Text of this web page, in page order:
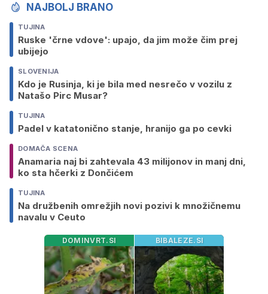
NAJBOLJ BRANO
TUJINA
Ruske 'črne vdove': upajo, da jim može čim prej
ubijejo
SLOVENIJA
Kdo je Rusinja, ki je bila med nesrečo v vozilu z
Natašo Pirc Musar?
TUJINA
Padel v katatonično stanje, hranijo ga po cevki
DOMAČA SCENA
Anamaria naj bi zahtevala 43 milijonov in manj dni,
ko sta hčerki z Dončićem
TUJINA
Na družbenih omrežjih novi pozivi k množičnemu
navalu v Ceuto
DOMINVRT.SI BIBALEZE.SI